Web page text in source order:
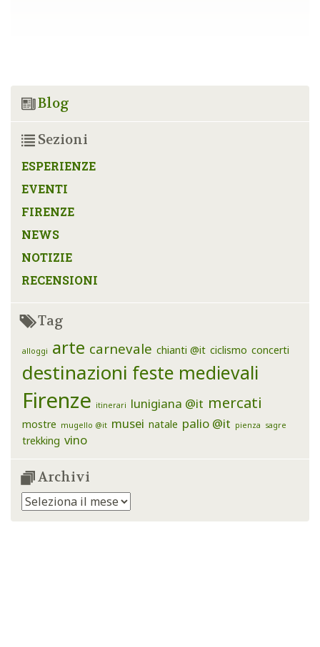
Blog
Sezioni
ESPERIENZE
EVENTI
FIRENZE
NEWS
NOTIZIE
RECENSIONI
Tag
alloggi arte carnevale chianti @it ciclismo concerti
destinazioni feste medievali
Firenze itinerari lunigiana @it mercati
mostre mugello @it musei natale palio @it pienza sagre
trekking vino
Archivi
Archivi